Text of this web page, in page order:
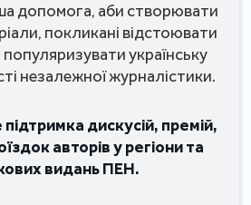
допомога, аби створювати
покликані відстоювати
українську
незалежної журналістики.
дискусій, премій,
авторів у регіони та
видань ПЕН.